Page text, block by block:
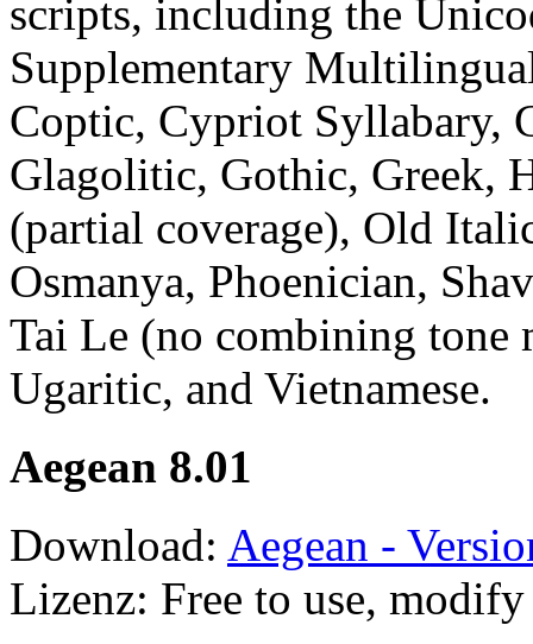
scripts, including the
Supplementary
Coptic, Cypriot Syllabary,
Glagolitic, Gothic, Greek,
(partial coverage), Old
Osmanya, Phoenician,
Tai Le (no combining tone
Ugaritic, and Vietnamese.
Aegean 8.01
Download: Aegean -
Lizenz: Free to use,